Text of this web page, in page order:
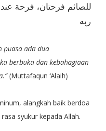
للصائم فرحتان، فرحة
ربه
puasa ada dua
berbuka dan kebahagiaan
(Muttafaqun ‘Alaih)
alangkah baik berdoa
syukur kepada Allah.